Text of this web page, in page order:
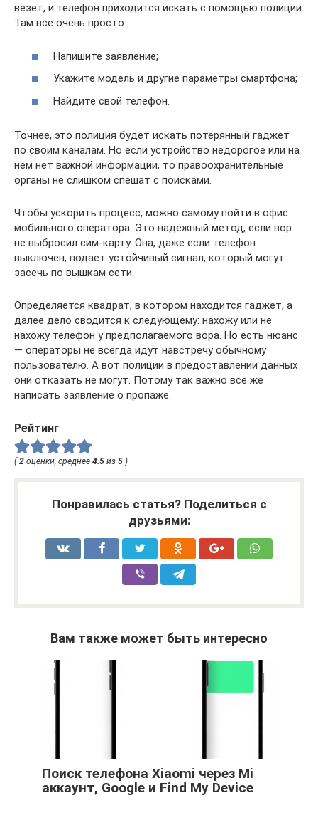
везет, и телефон приходится искать с помощью полиции.
Там все очень просто.
Напишите заявление;
Укажите модель и другие параметры смартфона;
Найдите свой телефон.
Точнее, это полиция будет искать потерянный гаджет
по своим каналам. Но если устройство недорогое или на
нем нет важной информации, то правоохранительные
органы не слишком спешат с поисками.
Чтобы ускорить процесс, можно самому пойти в офис
мобильного оператора. Это надежный метод, если вор
не выбросил сим-карту. Она, даже если телефон
выключен, подает устойчивый сигнал, который могут
засечь по вышкам сети.
Определяется квадрат, в котором находится гаджет, а
далее дело сводится к следующему: нахожу или не
нахожу телефон у предполагаемого вора. Но есть нюанс
— операторы не всегда идут навстречу обычному
пользователю. А вот полиции в предоставлении данных
они отказать не могут. Потому так важно все же
написать заявление о пропаже.
Рейтинг
( 2 оценки, среднее 4.5 из 5 )
Понравилась статья? Поделиться с
друзьями:
Вам также может быть интересно
Поиск телефона Xiaomi через Mi
аккаунт, Google и Find My Device